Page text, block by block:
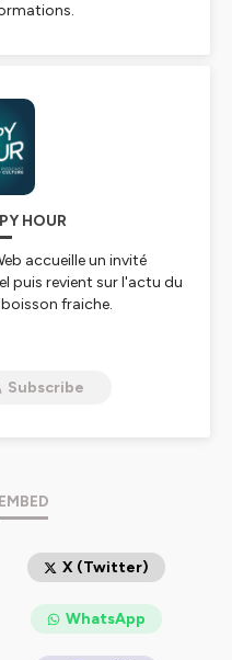
HOUR
accueille un invité
puis revient sur l'actu du
fraiche.
Subscribe
EMBED
X (Twitter)
WhatsApp